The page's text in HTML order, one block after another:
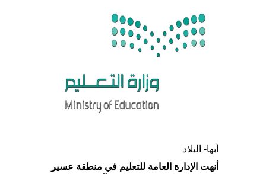
أبها- البلاد
أنهت الإدارة العامة للتعليم في منطقة عسير